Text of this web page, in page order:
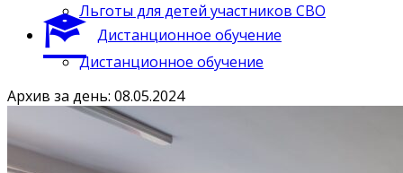
Льготы для детей участников СВО
Дистанционное обучение
Дистанционное обучение
Архив за день: 08.05.2024